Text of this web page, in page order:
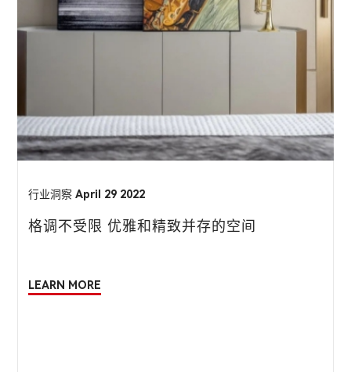
行业洞察 April 29 2022
格调不受限 优雅和精致并存的空间
LEARN MORE